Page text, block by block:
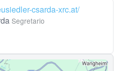
csarda-xrc.at/
Segretario